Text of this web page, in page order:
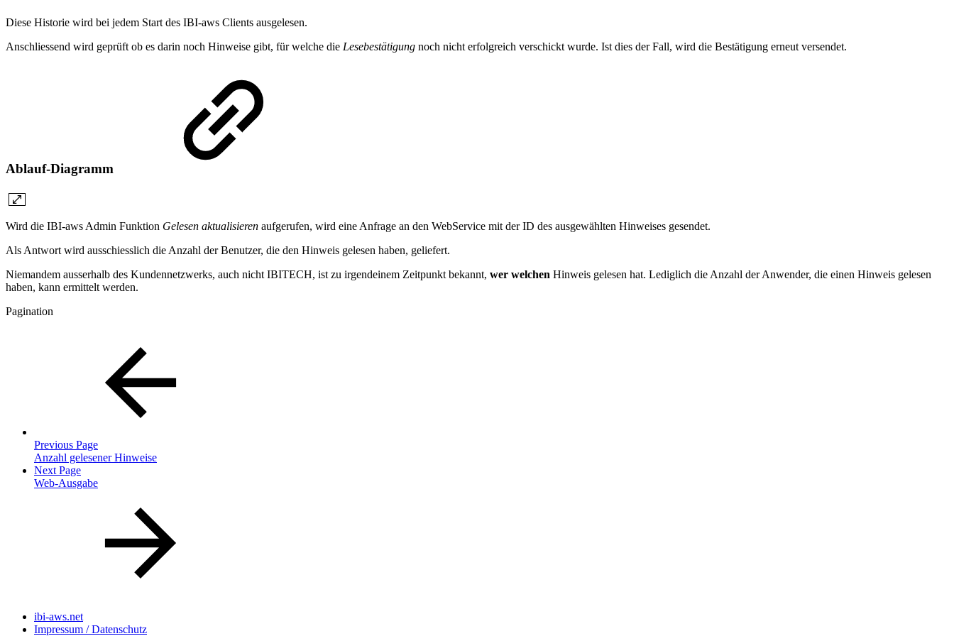
Diese Historie wird bei jedem Start des IBI-aws Clients ausgelesen.
Anschliessend wird geprüft ob es darin noch Hinweise gibt, für welche die Lesebestätigung noch nicht erfolgreich verschickt wurde. Ist dies der Fall, wird die Bestätigung erneut versendet.
Ablauf-Diagramm
Wird die IBI-aws Admin Funktion Gelesen aktualisieren aufgerufen, wird eine Anfrage an den WebService mit der ID des ausgewählten Hinweises gesendet.
Als Antwort wird ausschiesslich die Anzahl der Benutzer, die den Hinweis gelesen haben, geliefert.
Niemandem ausserhalb des Kundennetzwerks, auch nicht IBITECH, ist zu irgendeinem Zeitpunkt bekannt, wer welchen Hinweis gelesen hat. Lediglich die Anzahl der Anwender, die einen Hinweis gelesen
haben, kann ermittelt werden.
Pagination
Previous Page
Anzahl gelesener Hinweise
Next Page
Web-Ausgabe
ibi-aws.net
Impressum / Datenschutz